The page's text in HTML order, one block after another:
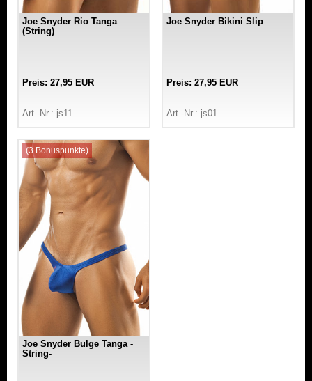
Joe Snyder Rio Tanga
(String)
Preis: 27,95 EUR
Art.-Nr.: js11
Joe Snyder Bikini Slip
Preis: 27,95 EUR
Art.-Nr.: js01
(3 Bonuspunkte)
Joe Snyder Bulge Tanga -
String-